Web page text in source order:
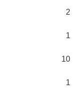
2
1
10
1